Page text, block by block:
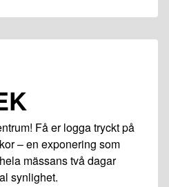
Få er logga tryckt på
– en exponering som
mässans två dagar
synlighet.